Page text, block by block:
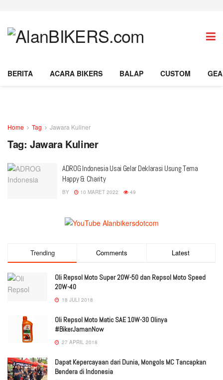
BERITA ACARA BIKERS BALAP CUSTOM
Home Tag Jawara Kuliner
Tag: Jawara Kuliner
ADROG Indonesia Usai Gelar Deklarasi Usung Tema
Happy & Charity
BY 10 MARET 2022 49
Trending Comments Latest
Oli Repsol Moto Super 20W-50 dan Repsol Moto Speed
20W-40
18 JULI 2018
Oli Repsol Moto Matic SAE 10W-30 Olinya
#BikerJamanNow
27 APRIL 2018
Dapat Kepercayaan dari Dunia, Mongols MC Tancapkan
Bendera di Indonesia